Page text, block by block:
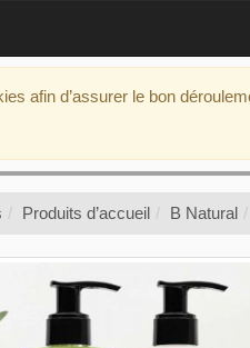
afin d’assurer le bon
Produits d’accueil B Natural